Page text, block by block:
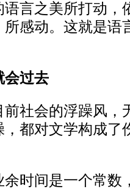
言之美所打动，
感动。这就是语
过去
社会的浮躁风，
都对文学构成了
时间是一个常数